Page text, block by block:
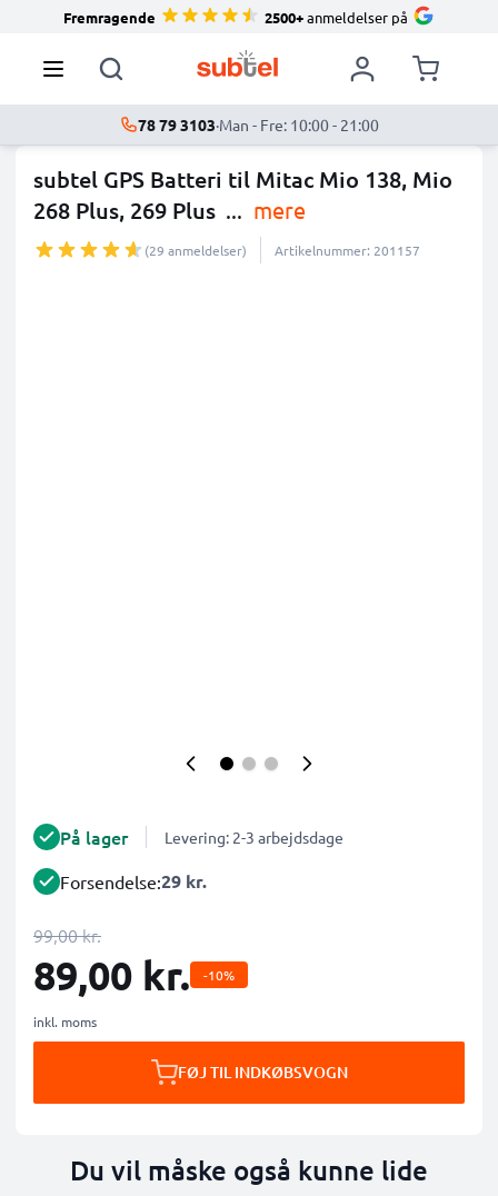
Fremragende 2500+anmeldelser på
78 79 3103·Man - Fre: 10:00 - 21:00
subtel GPS Batteri til Mitac Mio 138, Mio
268 Plus, 269 Plus ... mere
(29 anmeldelser) Artikelnummer: 201157
På lager Levering: 2-3 arbejdsdage
Forsendelse:29 kr.
99,00 kr.
89,00 kr. -10%
inkl. moms
FØJ TIL INDKØBSVOGN
Du vil måske også kunne lide